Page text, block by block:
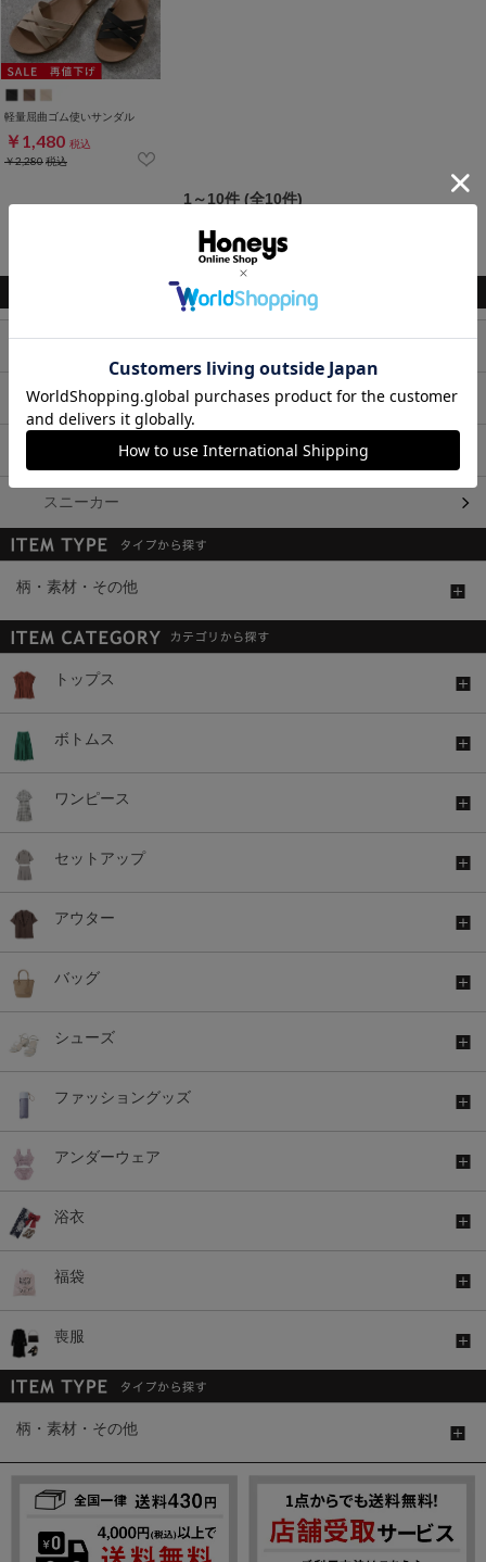
軽量屈曲ゴム使いサンダル
￥1,480 税込
￥2,280税込
1～10件 (全10件)
サンダル
スニーカー
柄・素材・その他
トップス
ボトムス
ワンピース
セットアップ
アウター
バッグ
シューズ
ファッショングッズ
アンダーウェア
浴衣
福袋
喪服
柄・素材・その他